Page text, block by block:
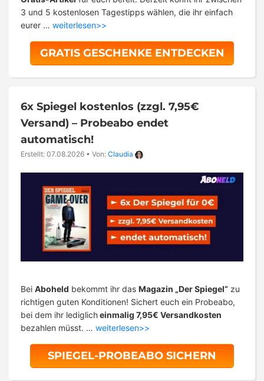
3 und 5 kostenlosen Tagestipps wählen, die ihr einfach
eurer … weiterlesen>>
GRATIS GESCHENKE ENTDECKEN
6x Spiegel kostenlos (zzgl. 7,95€
Versand) – Probeabo endet
automatisch!
Erstellt: 07.08.2026 • Von: Claudia
Bei Aboheld bekommt ihr das Magazin „Der Spiegel“ zu
richtigen guten Konditionen! Sichert euch ein Probeabo,
bei dem ihr lediglicheinmalig 7,95€ Versandkosten
bezahlen müsst. … weiterlesen>>
SPIEGEL-PROBEABO SICHERN